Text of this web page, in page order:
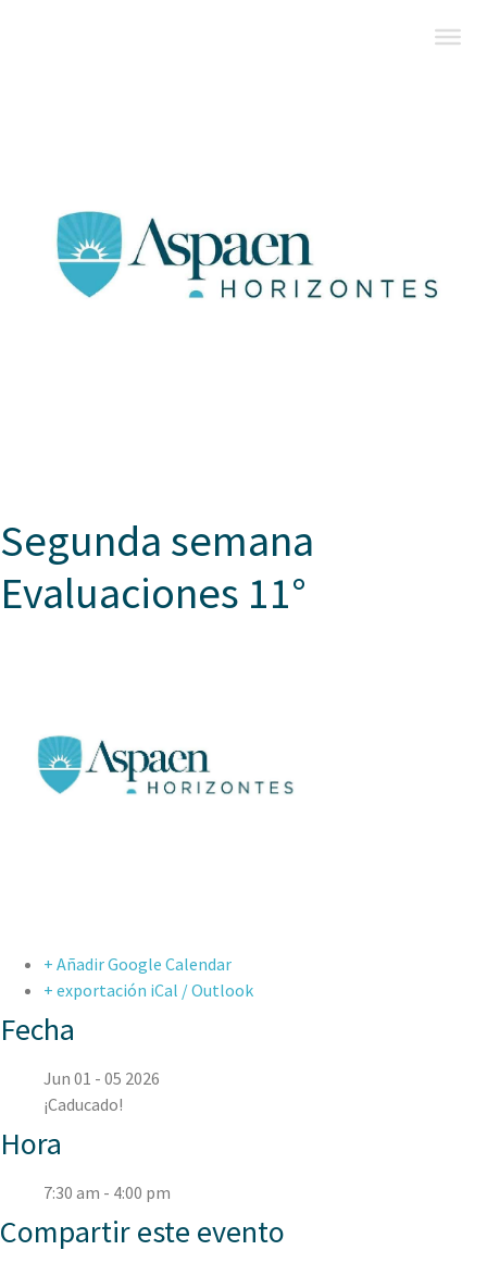
Segunda semana
Evaluaciones 11°
+ Añadir Google Calendar
+ exportación iCal / Outlook
Fecha
Jun 01 - 05 2026
¡Caducado!
Hora
7:30 am - 4:00 pm
Compartir este evento